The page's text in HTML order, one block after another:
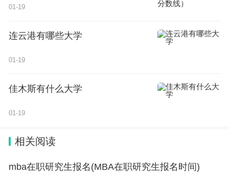
01-19
连云港有哪些大学
01-19
佳木斯有什么大学
01-19
相关阅读
mba在职研究生报名(MBA在职研究生报名时间)